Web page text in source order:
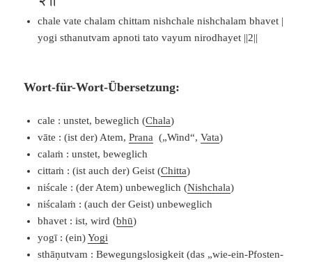
chale vate chalam chittam nishchale nishchalam bhavet |
yogi sthanutvam apnoti tato vayum nirodhayet ||2||
Wort-für-Wort-Übersetzung:
cale : unstet, beweglich (Chala)
vāte : (ist der) Atem,Prana („Wind“,Vata)
calaṁ : unstet, beweglich
cittaṁ : (ist auch der) Geist (Chitta)
niścale : (der Atem) unbeweglich (Nishchala)
niścalaṁ : (auch der Geist) unbeweglich
bhavet : ist, wird (bhū)
yogī : (ein)Yogi
sthāṇutvam : Bewegungslosigkeit (das „wie-ein-Pfosten-